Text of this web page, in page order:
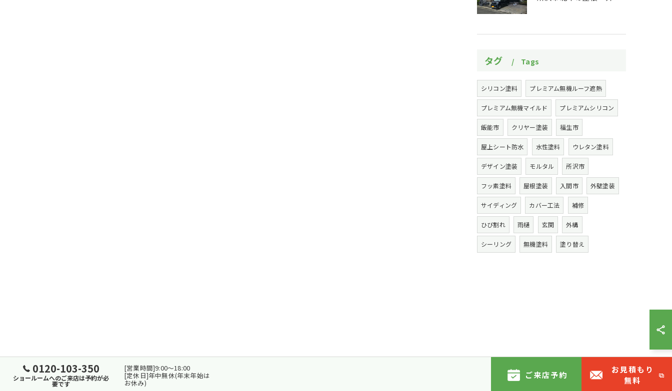
タグ Tags
シリコン塗料 プレミアム無機ルーフ遮熱
プレミアム無機マイルド プレミアムシリコン
飯能市 クリヤー塗装 福生市
屋上シート防水 水性塗料 ウレタン塗料
デザイン塗装 モルタル 所沢市
フッ素塗料 屋根塗装 入間市 外壁塗装
サイディング カバー工法 補修
ひび割れ 雨樋 玄関 外構
シーリング 無機塗料 塗り替え
0120-103-350
ショールームへのご来店は予約が必
要です
[営業時間]9:00～18:00
[定休日]年中無休(年末年始は
お休み)
ご来店予約
お見積もり
無料